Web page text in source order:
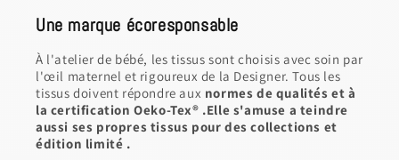
Une marque écoresponsable
À l'atelier de bébé, les tissus sont choisis avec soin par
l'œil maternel et rigoureux de la Designer. Tous les
tissus doivent répondre aux normes de qualités et à
la certification Oeko-Tex® .Elle s'amuse a teindre
aussi ses propres tissus pour des collections et
édition limité .